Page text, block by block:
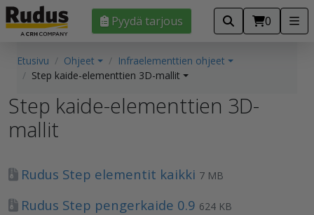
Pyydä tarjous 0
Etusivu Ohjeet
Infraelementtien ohjeet
Step kaide-elementtien 3D-mallit
Step kaide-elementtien 3D-
mallit
Rudus Step elementit kaikki 7 MB
Rudus Step pengerkaide 0.9 624 KB